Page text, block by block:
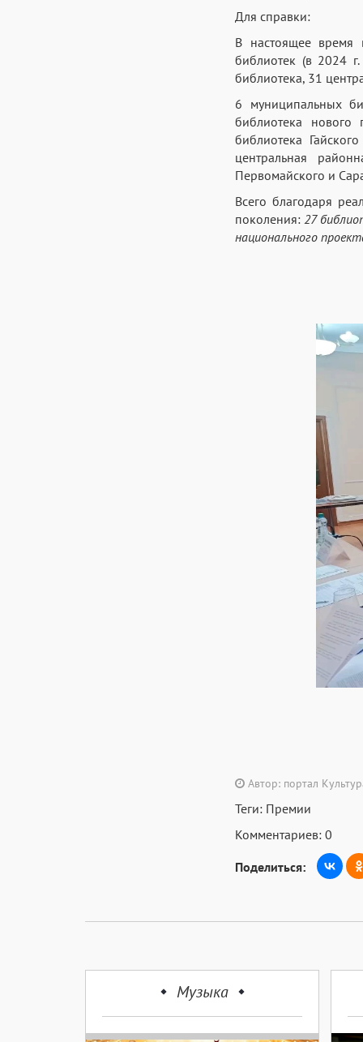
Для справки:
В настоящее время
библиотек (в 2024
библиотека, 31
6 муниципальных
библиотека нового
библиотека
центральная
Первомайского и
Всего благодаря
поколения:27
национального
Автор: портал
Теги: Премии
Комментариев: 0
Поделиться:
Музыка